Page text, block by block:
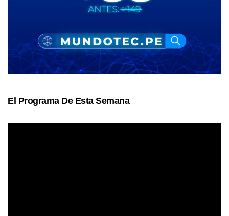
El Programa De Esta Semana